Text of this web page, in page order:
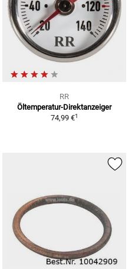
RR
Öltemperatur-Direktanzeiger
74,99 €1